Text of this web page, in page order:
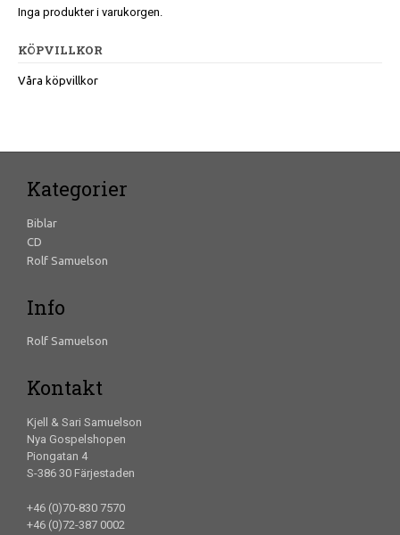
Inga produkter i varukorgen.
KÖPVILLKOR
Våra köpvillkor
Kategorier
Biblar
CD
Rolf Samuelson
Info
Rolf Samuelson
Kontakt
Kjell & Sari Samuelson
Nya Gospelshopen
Piongatan 4
S-386 30 Färjestaden
+46 (0)70-830 7570
+46 (0)72-387 0002